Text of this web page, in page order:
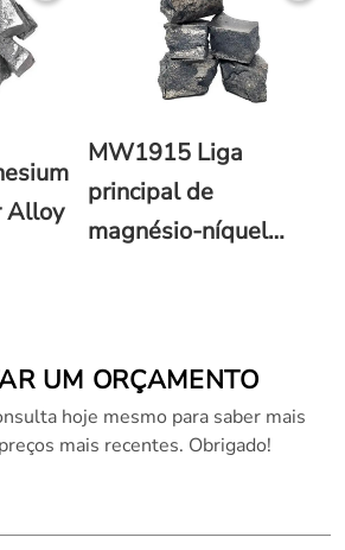
Alloy
MW1915 Liga
principal de
magnésio-níquel
UM ORÇAMENTO
hoje mesmo para saber mais
mais recentes. Obrigado!